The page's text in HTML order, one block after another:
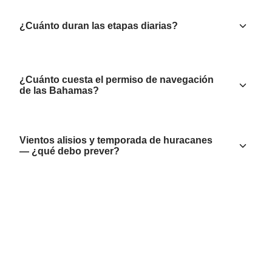
¿Cuánto duran las etapas diarias?
¿Cuánto cuesta el permiso de navegación
de las Bahamas?
Vientos alisios y temporada de huracanes
— ¿qué debo prever?